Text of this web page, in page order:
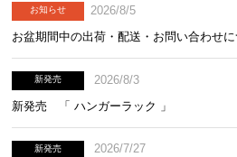
畳面の高さを3段階に調節でき
わせて、お好きな高さでお使い
お知らせ
2026/8/5
お盆期間中の出荷・配送・お問い合わせ
新発売
2026/8/3
新発売 「 ハンガーラック 」
新発売
2026/7/27